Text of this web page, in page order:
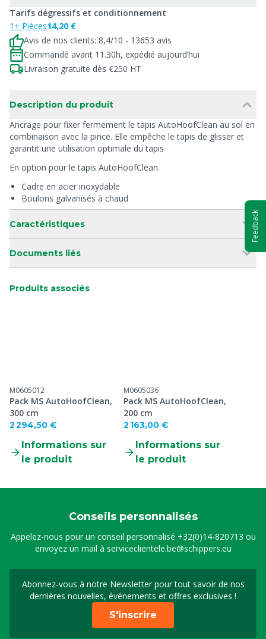
Tarifs dégressifs et conditionnement
1+ Pièces14,20 €
Avis de nos clients: 8,4/10 - 13653 avis
Commandé avant 11.30h, expédié aujourd’hui
Livraison gratuite dès €250 HT
Description du produit
Ancrage pour fixer fermement le tapis AutoHoofClean au sol en
combinaison avec la pince. Elle empêche le tapis de glisser et
garantit une utilisation optimale du tapis
En option pour le tapis AutoHoofClean.
Cadre en acier inoxydable
Boulons galvanisés à chaud
Caractéristiques
Documents liés
Produits associés
M0605012
Pack MS AutoHoofClean,
300 cm
2 294,50 €
Informations sur
le produit
M0605036
Pack MS AutoHoofClean,
200 cm
2 163,00 €
Informations sur
le produit
Conseils personnalisés
Appelez-nous pour un conseil personnalisé +32(0)14-820713 ou
envoyez un mail à serviceclientele.be@schippers.eu
Abonnez-vous à notre Newsletter pour tout savoir de nos
dernières nouvelles, événements et offres exclusives !
Inscrivez-vous à notre
S'inscrire
Feedback